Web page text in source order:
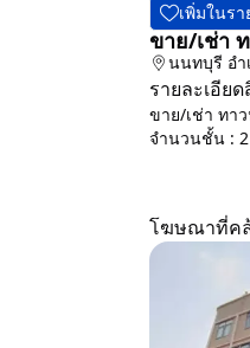
เพิ่มในร
ขาย/เช่า
นนทบุรี อ
รายละเอีย
ขาย/เช่า ทา
จำนวนชั้น :
โฆษณาที่ค